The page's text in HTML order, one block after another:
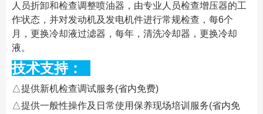
人员折卸和检查调整喷油器，由专业人员检查增压器的工
作状态，并对发动机及发电机件进行常规检查，每6个
月，更换冷却液过滤器，每年，清洗冷却器，更换冷却
液。
技术支持：
△提供新机检查调试服务(省内免费)
△提供一般性操作及日常使用保养现场培训服务(省内免